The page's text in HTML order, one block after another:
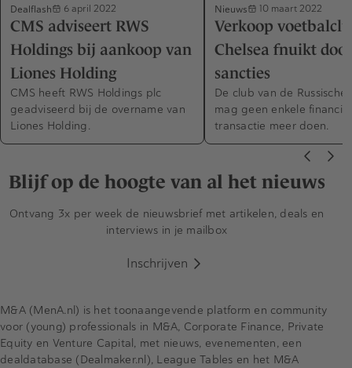
Dealflash 6 april 2022
CMS adviseert RWS
Holdings bij aankoop van
Liones Holding
CMS heeft RWS Holdings plc
geadviseerd bij de overname van
Liones Holding.
Nieuws 10 maart 2022
Verkoop
Chelsea fnuikt door
sancties
De club van de Russische
mag geen enkele
transactie meer doen.
Blijf op de hoogte van al het nieuws
Ontvang 3x per week de nieuwsbrief met artikelen, deals en
interviews in je mailbox
Inschrijven
M&A (MenA.nl) is het toonaangevende platform en community
voor (young) professionals in M&A, Corporate Finance, Private
Equity en Venture Capital, met nieuws, evenementen, een
dealdatabase (Dealmaker.nl), League Tables en het M&A